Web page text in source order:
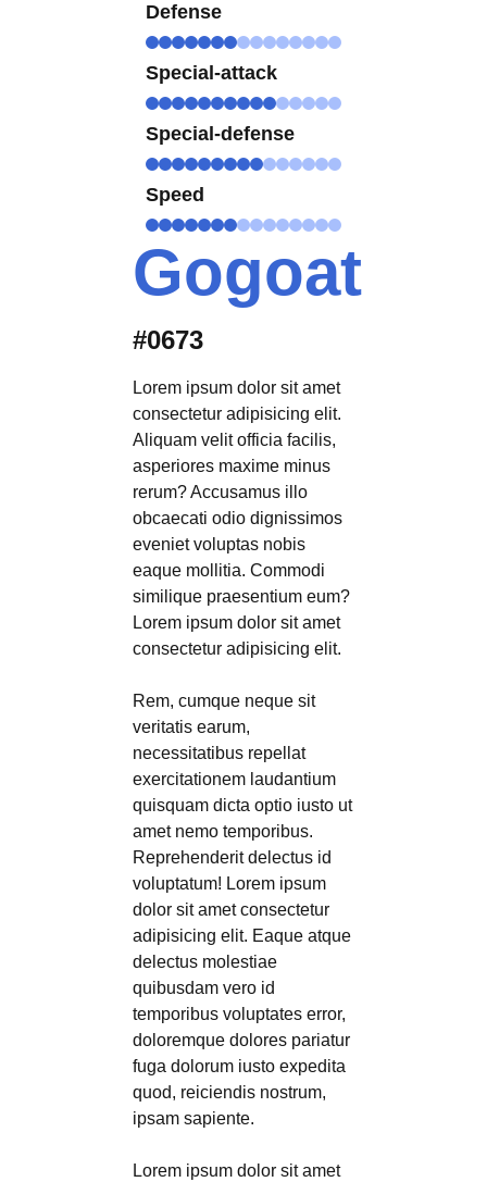
Defense
Special-attack
Special-defense
Speed
Gogoat
#0673
Lorem ipsum dolor sit amet
consectetur adipisicing elit.
Aliquam velit officia facilis,
asperiores maxime minus
rerum? Accusamus illo
obcaecati odio dignissimos
eveniet voluptas nobis
eaque mollitia. Commodi
similique praesentium eum?
Lorem ipsum dolor sit amet
consectetur adipisicing elit.
Rem, cumque neque sit
veritatis earum,
necessitatibus repellat
exercitationem laudantium
quisquam dicta optio iusto ut
amet nemo temporibus.
Reprehenderit delectus id
voluptatum! Lorem ipsum
dolor sit amet consectetur
adipisicing elit. Eaque atque
delectus molestiae
quibusdam vero id
temporibus voluptates error,
doloremque dolores pariatur
fuga dolorum iusto expedita
quod, reiciendis nostrum,
ipsam sapiente.
Lorem ipsum dolor sit amet